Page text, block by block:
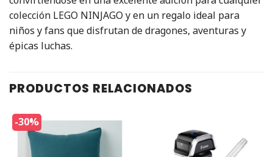
colección LEGO NINJAGO y en un regalo ideal para
niños y fans que disfrutan de dragones, aventuras y
épicas luchas.
PRODUCTOS RELACIONADOS
-30%